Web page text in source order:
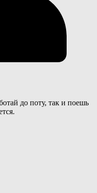
до поту, так и поешь